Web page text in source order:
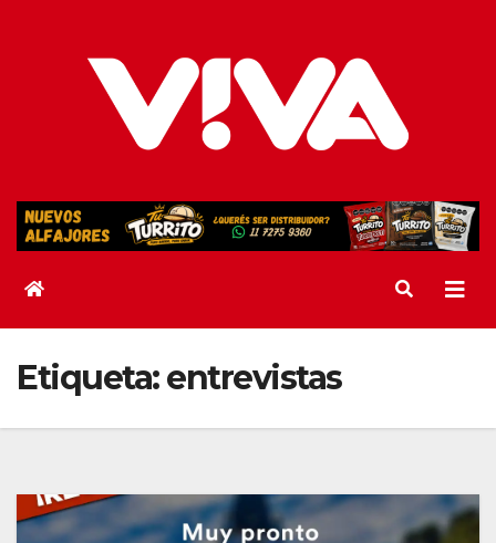
Etiqueta:entrevistas